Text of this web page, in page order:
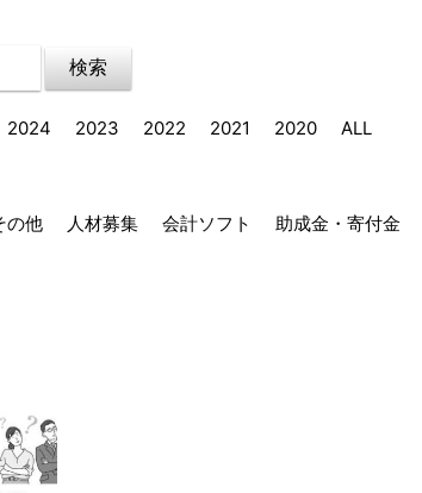
2024 2023 2022 2021 2020 ALL
の他 人材募集 会計ソフト 助成金・寄付金